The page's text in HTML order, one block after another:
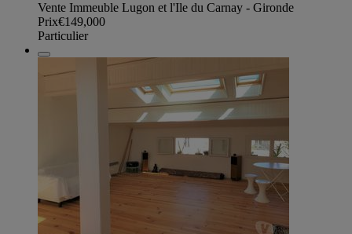
Vente Immeuble Lugon et l'Ile du Carnay - Gironde
Prix€149,000
Particulier